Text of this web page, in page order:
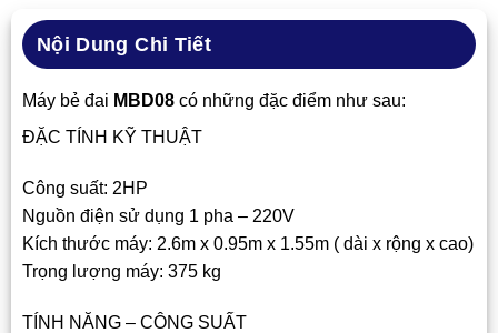
Nội Dung Chi Tiết
Máy bẻ đai MBD08có những đặc điểm như sau:
ĐẶC TÍNH KỸ THUẬT
Công suất: 2HP
Nguồn điện sử dụng 1 pha – 220V
Kích thước máy: 2.6m x 0.95m x 1.55m ( dài x rộng x cao)
Trọng lượng máy: 375 kg
TÍNH NĂNG – CÔNG SUẤT